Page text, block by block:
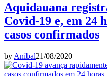
Aquidauana
Covid-19 e, em 24
casos confirmados
by Aníbal21/08/2020